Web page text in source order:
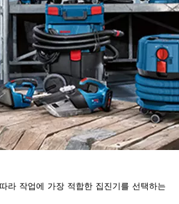
라 작업에 가장 적합한 집진기를 선택하는